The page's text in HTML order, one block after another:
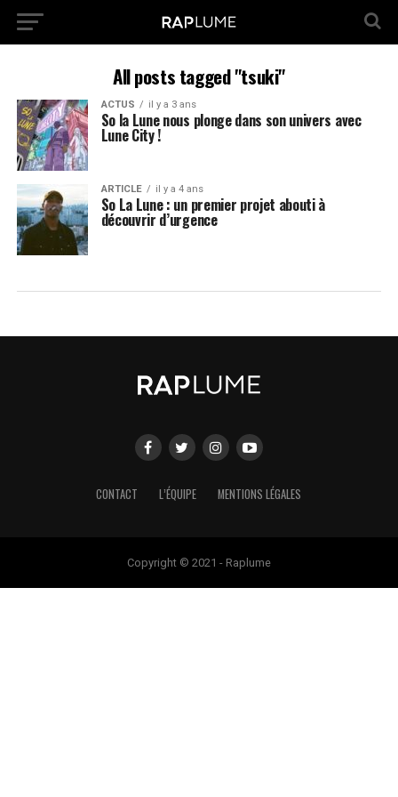
All posts tagged "tsuki"
ACTUS il y a 3 ans
So la Lune nous plonge dans son univers avec
Lune City !
ARTICLE il y a 4 ans
So La Lune : un premier projet abouti à
découvrir d’urgence
CONTACT L’ÉQUIPE MENTIONS LÉGALES
Copyright © 2021 - Raplume